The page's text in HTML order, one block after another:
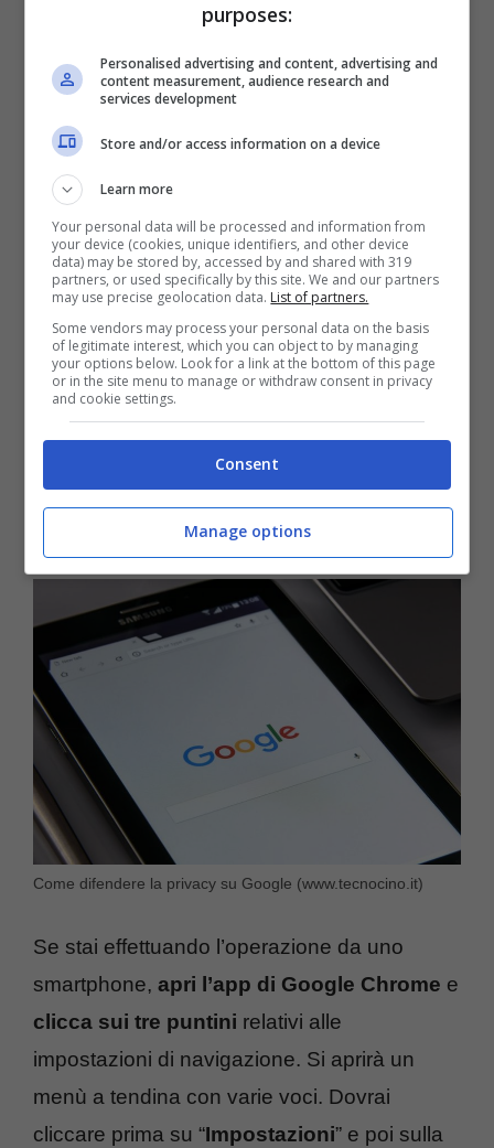
Per proteggere la tua navigazione internet
dagli occhi indiscreti di Google,
semplice modifica delle preferenze di
sistemache, forse, hai attivato senza
accorgerti durante l’installazione di una delle
app di Google sui tuoi dispositivi. Puoi
effettuare e ripetere questa operazione da
tutti i tuoi dispositivi che si connettono a
internet: che sia il pc o lo smartphone, questo
metodo può essere applicato per tutti i
dispositivi che possiedi.
Come difendere la privacy su Google (www.tecnocino.it)
Se stai effettuando l’operazione da uno
smartphone, apri l’app di Google Chrome e
clicca sui tre puntini relativi alle
impostazioni di navigazione. Si aprirà un
menù a tendina con varie voci. Dovrai
cliccare prima su “Impostazioni” e poi sulla
purposes:
Personalised advertising and content, advertising and
content measurement, audience research and
services development
Store and/or access information on a device
Learn more
Your personal data will be processed and information from
your device (cookies, unique identifiers, and other device
data) may be stored by, accessed by and shared with 319
partners, or used specifically by this site. We and our partners
may use precise geolocation data. List of partners.
Some vendors may process your personal data on the basis
of legitimate interest, which you can object to by managing
your options below. Look for a link at the bottom of this page
or in the site menu to manage or withdraw consent in privacy
and cookie settings.
Consent
Manage options